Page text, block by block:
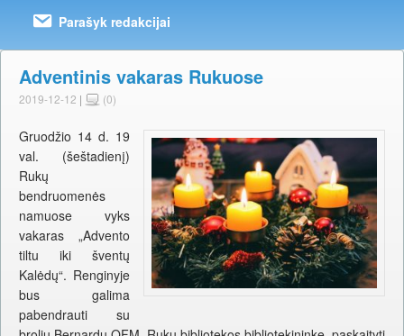
Parašyk redakcijai
Adventinis vakaras Rukuose
2019-12-12 | (0)
Gruodžio 14 d. 19
val. (šeštadienį)
Rukų
bendruomenės
namuose vyks
vakaras „Advento
tiltu iki šventų
Kalėdų“. Renginyje
bus galima
pabendrauti su